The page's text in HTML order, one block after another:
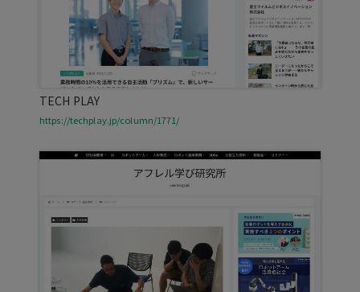
TECH PLAY
https://techplay.jp/column/1771/